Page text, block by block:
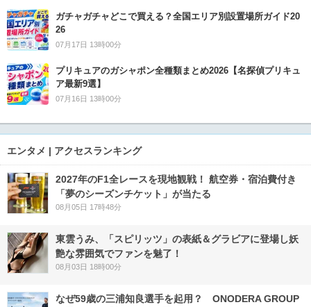
ガチャガチャどこで買える？全国エリア別設置場所ガイド20
26
07月17日 13時00分
プリキュアのガシャポン全種類まとめ2026【名探偵プリキュ
ア最新9選】
07月16日 13時00分
エンタメ | アクセスランキング
2027年のF1全レースを現地観戦！ 航空券・宿泊費付き
「夢のシーズンチケット」が当たる
08月05日 17時48分
東雲うみ、「スピリッツ」の表紙＆グラビアに登場し妖
艶な雰囲気でファンを魅了！
08月03日 18時00分
なぜ59歳の三浦知良選手を起用？ ONODERA GROUP